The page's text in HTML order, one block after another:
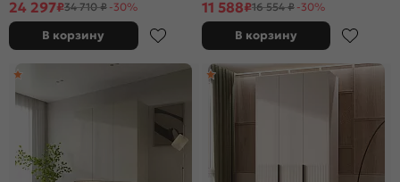
24 297₽34 710 ₽ -30%
В корзину
11 588₽16 554 ₽ -30%
В корзину